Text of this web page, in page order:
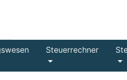
Steuerrechner